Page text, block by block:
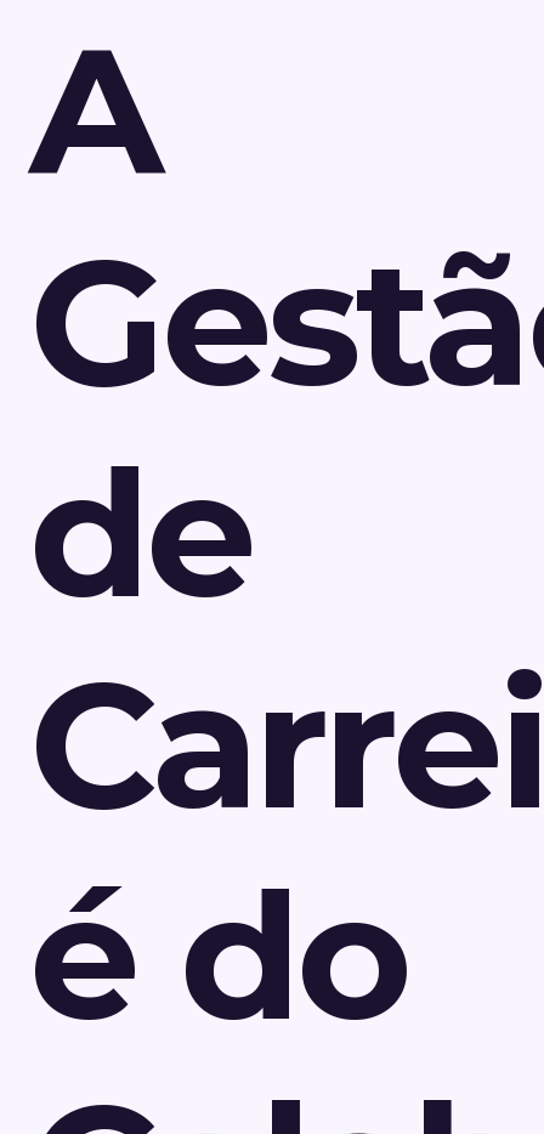
A
de
é do